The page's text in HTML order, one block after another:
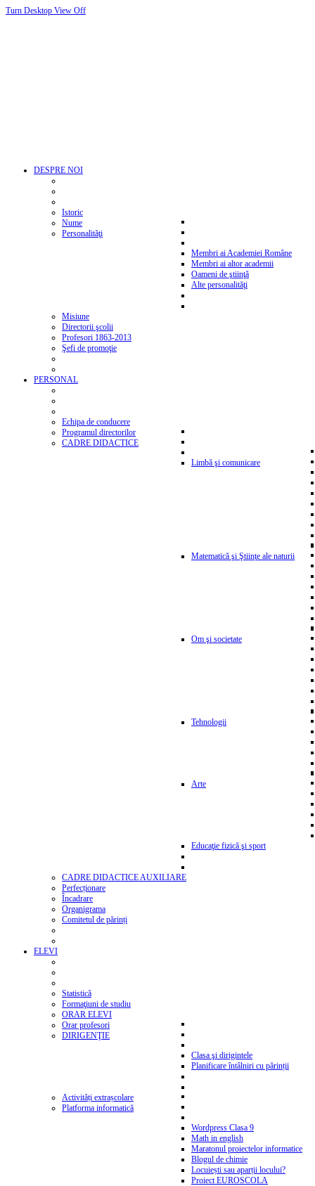
Turn Desktop View Off
DESPRE NOI
Istoric
Nume
Personalităţi
Membri ai Academiei Române
Membri ai altor academii
Oameni de ştiinţă
Alte personalităţi
Misiune
Directorii şcolii
Profesori 1863-2013
Şefi de promoţie
PERSONAL
Echipa de conducere
Programul directorilor
CADRE DIDACTICE
Limbă şi comunicare
Matematică şi Ştiinţe ale naturii
Om şi societate
Tehnologii
Arte
Educaţie fizică şi sport
CADRE DIDACTICE AUXILIARE
Perfecționare
Încadrare
Organigrama
Comitetul de părinți
ELEVI
Statistică
Formaţiuni de studiu
ORAR ELEVI
Orar profesori
DIRIGENŢIE
Clasa şi dirigintele
Planificare întâlniri cu părinții
Activități extrașcolare
Platforma informatică
Wordpress Clasa 9
Math in english
Maratonul proiectelor informatice
Blogul de chimie
Locuiești sau aparții locului?
Proiect EUROSCOLA